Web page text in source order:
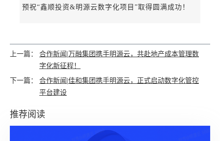
预祝“鑫顺投资&明源云数字化项目”取得圆满成功！
上一篇：
合作新闻|万融集团携手明源云，共赴地产成本管理数
字化新征程！
下一篇：
合作新闻|佳和集团携手明源云，正式启动数字化管控
平台建设
推荐阅读